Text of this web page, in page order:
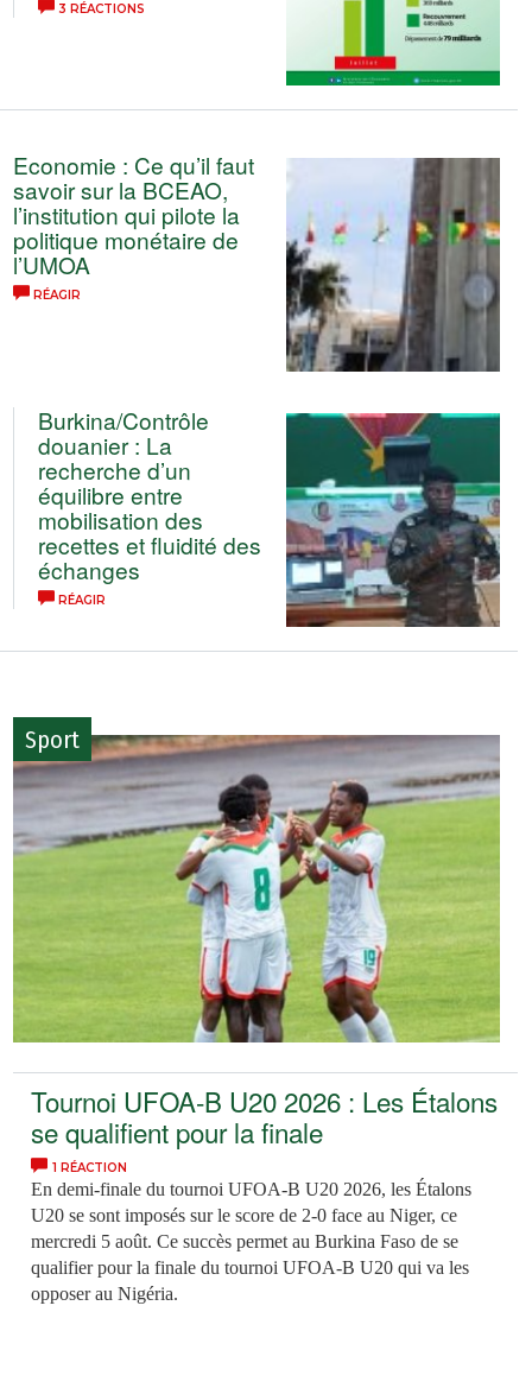
3 RÉACTIONS
Economie : Ce qu’il faut
savoir sur la BCEAO,
l’institution qui pilote la
politique monétaire de
l’UMOA
RÉAGIR
Burkina/Contrôle
douanier : La
recherche d’un
équilibre entre
mobilisation des
recettes et fluidité des
échanges
RÉAGIR
Sport
Tournoi UFOA-B U20 2026 : Les Étalons
se qualifient pour la finale
1 RÉACTION
En demi-finale du tournoi UFOA-B U20 2026, les Étalons
U20 se sont imposés sur le score de 2-0 face au Niger, ce
mercredi 5 août. Ce succès permet au Burkina Faso de se
qualifier pour la finale du tournoi UFOA-B U20 qui va les
opposer au Nigéria.